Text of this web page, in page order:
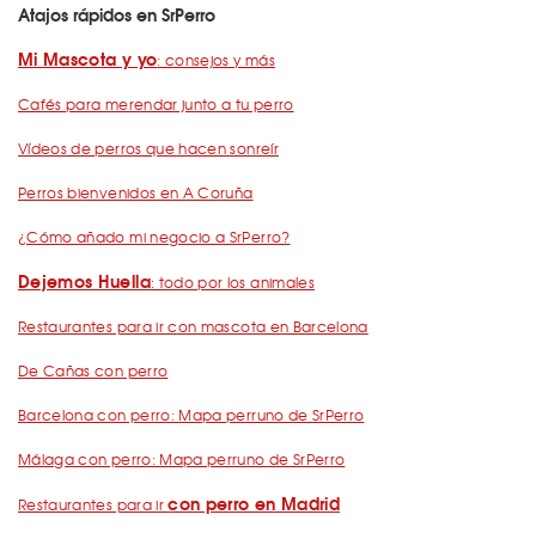
Atajos rápidos en SrPerro
Mi Mascota y yo: consejos y más
Cafés para merendar junto a tu perro
Vídeos de perros que hacen sonreír
Perros bienvenidos en A Coruña
¿Cómo añado mi negocio a SrPerro?
Dejemos Huella: todo por los animales
Restaurantes para ir con mascota en Barcelona
De Cañas con perro
Barcelona con perro: Mapa perruno de SrPerro
Málaga con perro: Mapa perruno de SrPerro
Restaurantes para ircon perro en Madrid